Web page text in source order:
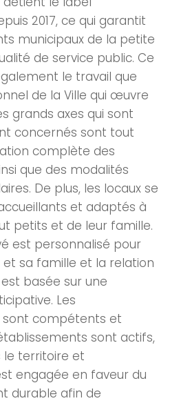
2017, ce qui garantit
municipaux de la petite
de service public. Ce
le travail que
de la Ville qui œuvre
grands axes qui sont
concernés sont tout
complète des
que des modalités
De plus, les locaux se
et adaptés à
petits et de leur famille.
est personnalisé pour
sa famille et la relation
basée sur une
Les
sont compétents et
sont actifs,
le territoire et
engagée en faveur du
durable afin de